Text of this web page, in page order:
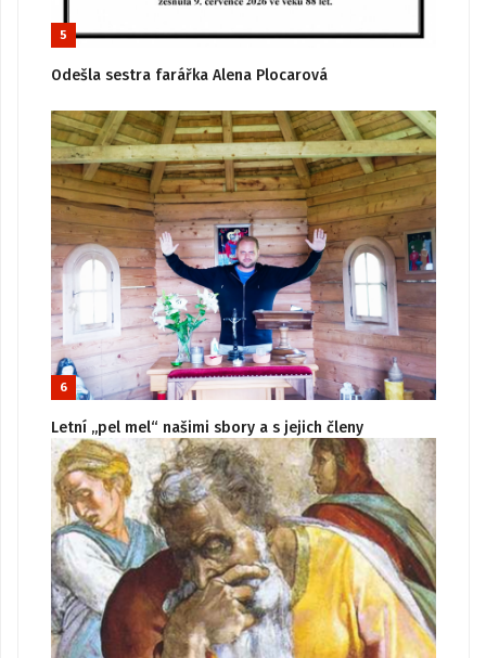
5
Odešla sestra farářka Alena Plocarová
6
Letní „pel mel“ našimi sbory a s jejich členy